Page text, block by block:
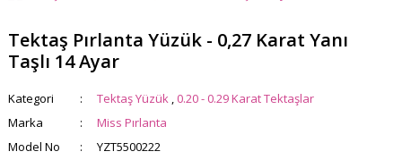
Tektaş Pırlanta Yüzük - 0,27 Karat Yanı
Taşlı 14 Ayar
Kategori Tektaş Yüzük ,0.20 - 0.29 Karat Tektaşlar
Marka
Miss Pırlanta
Model No
YZT5500222